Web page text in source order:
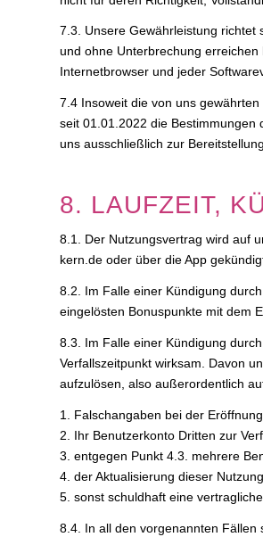
7.3. Unsere Gewährleistung richtet
und ohne Unterbrechung
Internetbrowser und jeder
7.4 Insoweit die von uns
seit 01.01.2022 die Bestimmungen
uns ausschließlich zur
8. LAUFZEIT,
8.1. Der Nutzungsvertrag wird auf
kern.de oder über die App
8.2. Im Falle einer Kündigung
eingelösten Bonuspunkte mit dem
8.3. Im Falle einer Kündigung
Verfallszeitpunkt wirksam. Davon
aufzulösen, also außerordentlich
1. Falschangaben bei der
2. Ihr Benutzerkonto Dritten zur
3. entgegen Punkt 4.3. mehrere
4. der Aktualisierung dieser
5. sonst schuldhaft eine
8.4. In all den vorgenannten